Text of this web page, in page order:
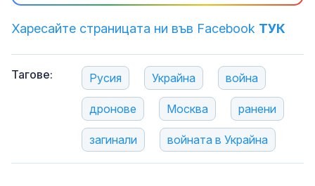
Харесайте страницата ни във Facebook ТУК
Тагове: Русия Украйна война
дронове Москва ранени
загинали войната в Украйна